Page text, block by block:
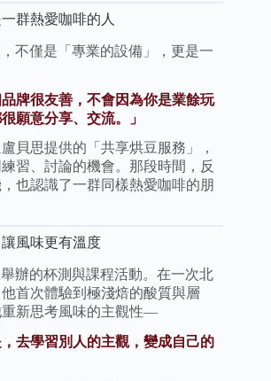
群熱愛咖啡的人
不僅是「專業的設備」，更是一
品牌很友善，不會因為你是業餘玩
願意分享、交流。」
貝思提供的「共享烘豆服務」，
習、討論的機會。那段時間，反
也認識了一群同樣熱愛咖啡的朋
風味更有溫度
辦的杯測與課程活動。在一次北
首次體驗到極淺焙的酸質與層
新思考風味的主觀性—
，去學習別人的主觀，變成自己的